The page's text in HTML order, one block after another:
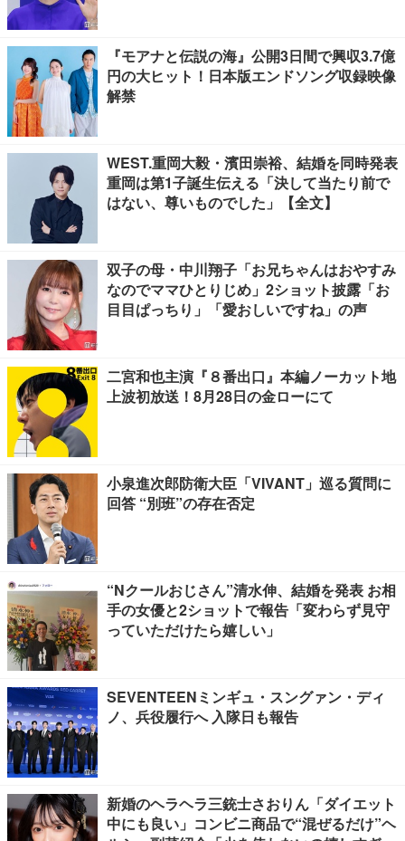
『モアナと伝説の海』公開3日間で興収3.7億
円の大ヒット！日本版エンドソング収録映像
解禁
WEST.重岡大毅・濱田崇裕、結婚を同時発表
重岡は第1子誕生伝える「決して当たり前で
はない、尊いものでした」【全文】
双子の母・中川翔子「お兄ちゃんはおやすみ
なのでママひとりじめ」2ショット披露「お
目目ぱっちり」「愛おしいですね」の声
二宮和也主演『８番出口』本編ノーカット地
上波初放送！8月28日の金ローにて
小泉進次郎防衛大臣「VIVANT」巡る質問に
回答 “別班”の存在否定
“Nクールおじさん”清水伸、結婚を発表 お相
手の女優と2ショットで報告「変わらず見守
っていただけたら嬉しい」
SEVENTEENミンギュ・スングァン・ディ
ノ、兵役履行へ 入隊日も報告
新婚のヘラヘラ三銃士さおりん「ダイエット
中にも良い」コンビニ商品で“混ぜるだけ”ヘ